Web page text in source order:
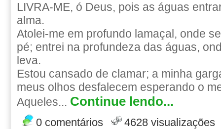
LIVRA-ME, ó Deus, pois as águas
alma.
Atolei-me em profundo lamaçal, onde
pé; entrei na profundeza das águas,
leva.
Estou cansado de clamar; a minha
meus olhos desfalecem esperando o
Aqueles... Continue lendo...
0 comentários 4628 visualizações